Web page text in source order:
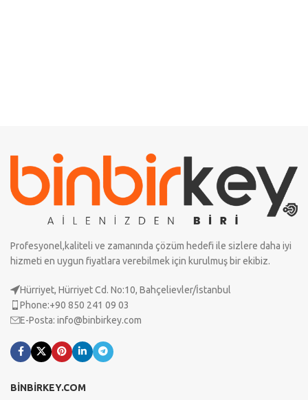
Profesyonel,kaliteli ve zamanında çözüm hedefi ile sizlere daha iyi
hizmeti en uygun fiyatlara verebilmek için kurulmuş bir ekibiz.
Hürriyet, Hürriyet Cd. No:10, Bahçelievler/İstanbul
Phone:+90 850 241 09 03
E-Posta: info@binbirkey.com
BİNBİRKEY.COM